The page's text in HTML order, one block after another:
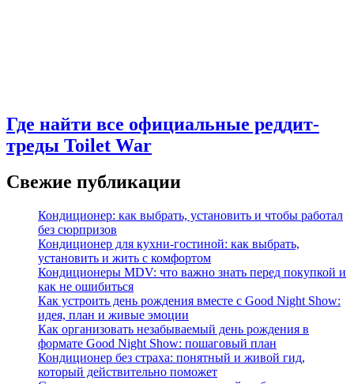
Где найти все официальные реддит-
треды Toilet War
Свежие публикации
Кондиционер: как выбрать, установить и чтобы работал
без сюрпризов
Кондиционер для кухни‑гостиной: как выбрать,
установить и жить с комфортом
Кондиционеры MDV: что важно знать перед покупкой и
как не ошибиться
Как устроить день рождения вместе с Good Night Show:
идея, план и живые эмоции
Как организовать незабываемый день рождения в
формате Good Night Show: пошаговый план
Кондиционер без страха: понятный и живой гид,
который действительно поможет